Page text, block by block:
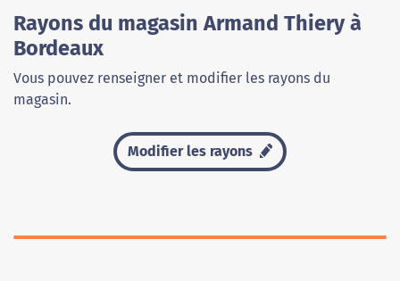
Rayons du magasin Armand Thiery à
Bordeaux
Vous pouvez renseigner et modifier les rayons du
magasin.
Modifier les rayons